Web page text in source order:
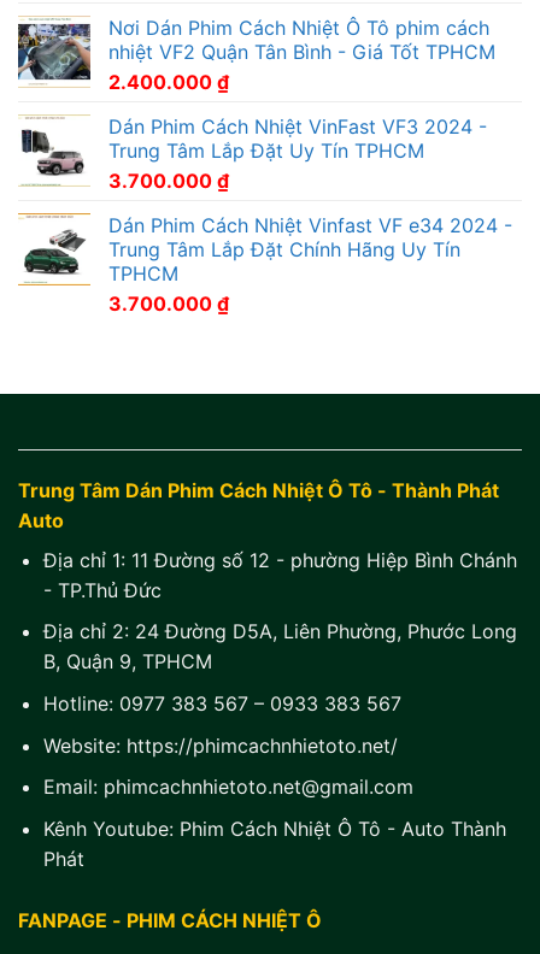
Nơi Dán Phim Cách Nhiệt Ô Tô phim cách
nhiệt VF2 Quận Tân Bình - Giá Tốt TPHCM
2.400.000 ₫
Dán Phim Cách Nhiệt VinFast VF3 2024 -
Trung Tâm Lắp Đặt Uy Tín TPHCM
3.700.000 ₫
Dán Phim Cách Nhiệt Vinfast VF e34 2024 -
Trung Tâm Lắp Đặt Chính Hãng Uy Tín
TPHCM
3.700.000 ₫
Trung Tâm Dán Phim Cách Nhiệt Ô Tô - Thành Phát
Auto
Địa chỉ 1: 11 Đường số 12 - phường Hiệp Bình Chánh
- TP.Thủ Đức
Địa chỉ 2: 24 Đường D5A, Liên Phường, Phước Long
B, Quận 9, TPHCM
Hotline: 0977 383 567– 0933 383 567
Website: https://phimcachnhietoto.net/
Email: phimcachnhietoto.net@gmail.com
Kênh Youtube: Phim Cách Nhiệt Ô Tô - Auto Thành
Phát
FANPAGE - PHIM CÁCH NHIỆT Ô